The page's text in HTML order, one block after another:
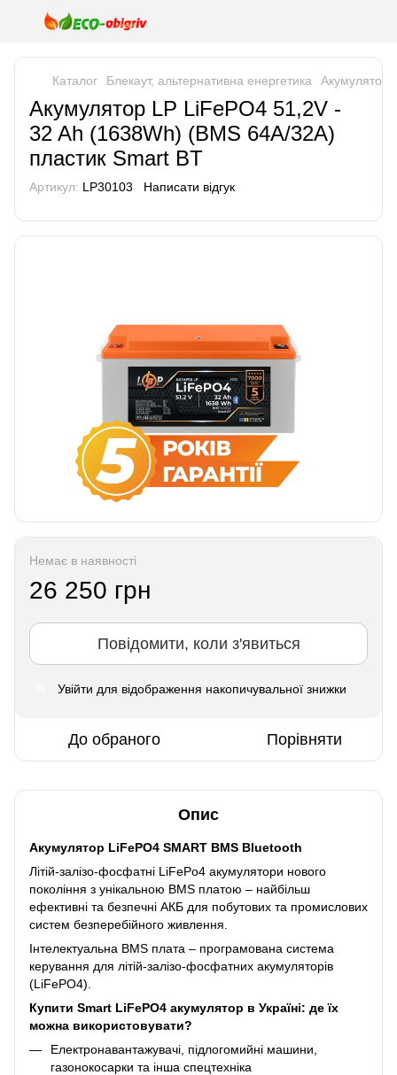
Каталог Блекаут, альтернативна енергетика Акумулятори
Акумулятор LP LiFePO4 51,2V -
32 Ah (1638Wh) (BMS 64A/32А)
пластик Smart BT
Артикул: LP30103 Написати відгук
Немає в наявності
26 250 грн
Повідомити, коли з'явиться
Увійти для відображення накопичувальної знижки
До обраного Порівняти
Опис
Акумулятор LiFePO4 SMART BMS Bluetooth
Літій-залізо-фосфатні LiFePo4 акумулятори нового
покоління з унікальною BMS платою – найбільш
ефективні та безпечні АКБ для побутових та промислових
систем безперебійного живлення.
Інтелектуальна BMS плата – програмована система
керування для літій-залізо-фосфатних акумуляторів
(LiFePO4).
Купити Smart LiFePO4 акумулятор в Україні: де їх
можна використовувати?
Електронавантажувачі, підлогомийні машини,
газонокосарки та інша спецтехніка